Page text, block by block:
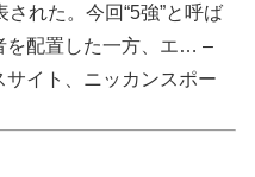
れた。今回“5強”と呼ば
を配置した一方、エ… –
サイト、ニッカンスポー